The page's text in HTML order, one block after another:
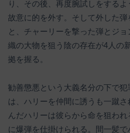
り、その後、再度腕試しをする
故意に的を外す。そして外した
と、チャーリーを撃った弾とジ
織の大物を狙う陰の存在が4人の
拠を握る。
勧善懲悪という大義名分の下で
は、ハリーを仲間に誘うも一蹴
んだハリーは彼らから命を狙わ
に爆弾を仕掛けられる。間一髪